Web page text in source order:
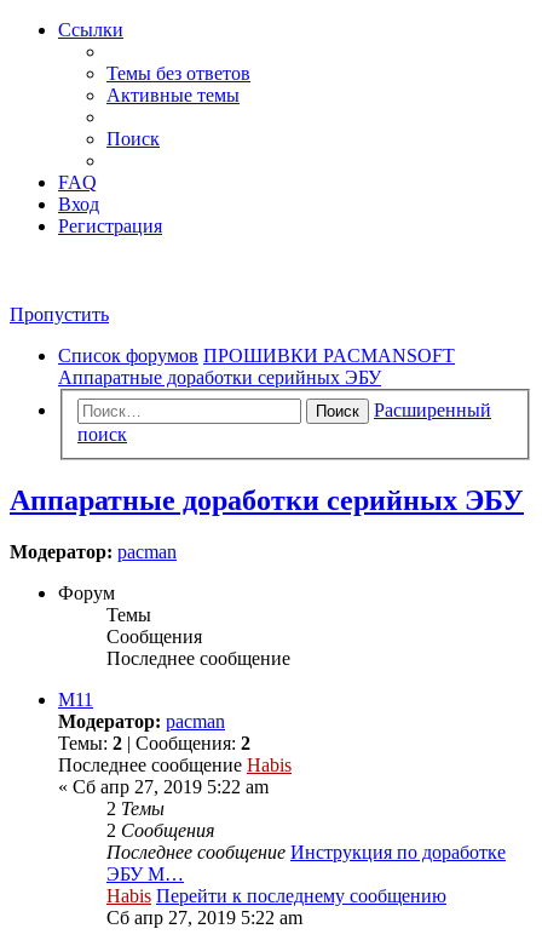
Ссылки
Темы без ответов
Активные темы
Поиск
FAQ
Вход
Регистрация
Пропустить
Список форумов ПРОШИВКИ PACMANSOFT
Аппаратные доработки серийных ЭБУ
Поиск
Расширенный
поиск
Аппаратные доработки серийных ЭБУ
Модератор: pacman
Форум
Темы
Сообщения
Последнее сообщение
M11
Модератор: pacman
Темы: 2 | Сообщения: 2
Последнее сообщение Habis
« Сб апр 27, 2019 5:22 am
2 Темы
2 Сообщения
Последнее сообщение Инструкция по доработке
ЭБУ М…
Habis Перейти к последнему сообщению
Сб апр 27, 2019 5:22 am